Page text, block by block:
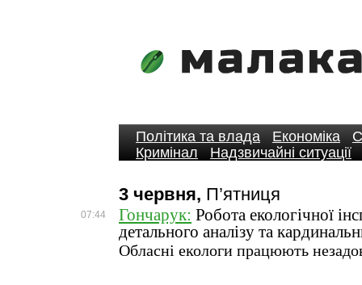
Політика та влада Економіка
Кримінал
Надзвичайні ситуації
3 червня, П’ятниця
07:44 Гончарук: Робота екологічної
детального аналізу та
Обласні екологи працюють